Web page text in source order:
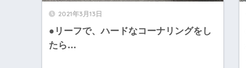
2021年3月13日
●リーフで、ハードなコーナリングをし
たら…